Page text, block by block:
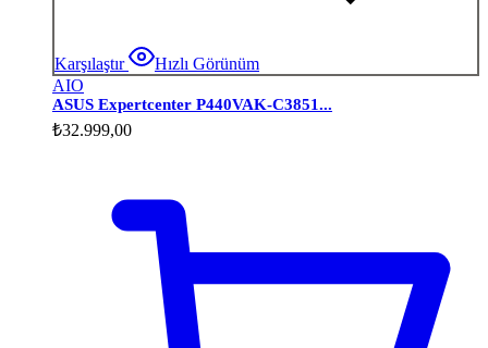
Karşılaştır
Hızlı Görünüm
AIO
ASUS Expertcenter P440VAK-C3851...
₺32.999,00